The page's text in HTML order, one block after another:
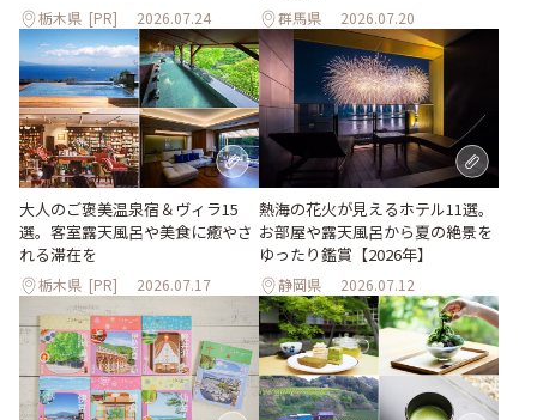
栃木県 [PR] 2026.07.24 群馬県 2026.07.20
大人のご褒美温泉宿＆ヴィラ15
選。客室露天風呂や美食に癒やさ
れる滞在を
栃木県 [PR] 2026.07.17
熱海の花火が見えるホテル11選。
お部屋や露天風呂から夏の絶景を
ゆったり鑑賞【2026年】
静岡県 2026.07.12